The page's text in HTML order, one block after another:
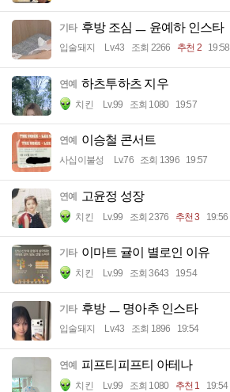
기타 후방 조심 ㅡ 윤예하 인스타
입술돼지 Lv.43 조회 2266 추천 2 19:58
연예 하츠투하츠 지우
치킨 Lv.99 조회 1080 19:57
연예 이승철 콘서트
사십이불성 Lv.76 조회 1396 19:57
연예 고윤정 성장
치킨 Lv.99 조회 2376 추천 3 19:56
기타 이마트 귤이 별로인 이유
치킨 Lv.99 조회 3643 19:54
기타 후방 ㅡ 명아추 인스타
입술돼지 Lv.43 조회 1896 19:54
연예 피프티피프티 아테나
치킨 Lv.99 조회 1080 추천 1 19:54